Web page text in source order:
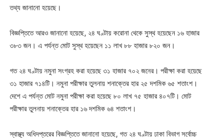
তথ্য জানানো হয়েছে।
বিজ্ঞপ্তিতে আরও জানানো হয়েছে, ২৪ ঘণ্টায় করোনা থেকে সুস্থ হয়েছেন ১৬ হাজার
৩৮৩ জন। এ পর্যন্ত মোট সুস্থ হয়েছেন ১১ লাখ ৮৮ হাজার ৮২০ জন।
গত ২৪ ঘণ্টায় নমুনা সংগ্রহ করা হয়েছে ৩১ হাজার ৭০২ জনের। পরীক্ষা করা হয়েছে
৩১ হাজার ৭১৪টি। নমুনা পরীক্ষার তুলনায় শনাক্তের হার ২৫ দশমিক ৬৫ শতাংশ।
দেশে এ পর্যন্ত মোট নমুনা পরীক্ষা করা হয়েছে ৮০ লাখ ৭৫ হাজার ৪০৭টি। মোট
পরীক্ষার তুলনায় শনাক্তের হার ১৬ দশমিক ৬৪ শতাংশ।
স্বাস্থ্য অধিদপ্তরের বিজ্ঞপ্তিতে জানানো হয়েছে, গত ২৪ ঘণ্টায় ঢাকা বিভাগ সর্বোচ্চ